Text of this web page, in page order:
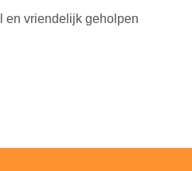
en vriendelijk geholpen